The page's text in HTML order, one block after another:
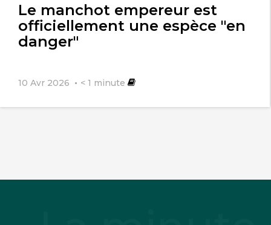
Le manchot empereur est
officiellement une espèce "en
danger"
10 Avr 2026 < 1 minute